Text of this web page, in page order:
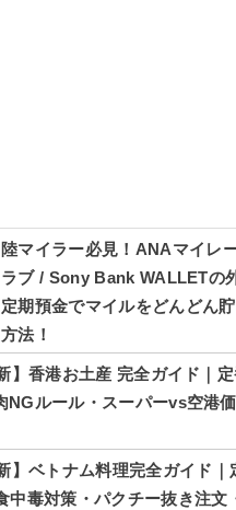
陸マイラー必見！ANAマイレ
ラブ / Sony Bank WALLETの
定期預金でマイルをどんどん
方法！
】香港お土産 完全ガイド｜
NGルール・スーパーvs空港
】ベトナム料理完全ガイド｜
中毒対策・パクチー抜き注文